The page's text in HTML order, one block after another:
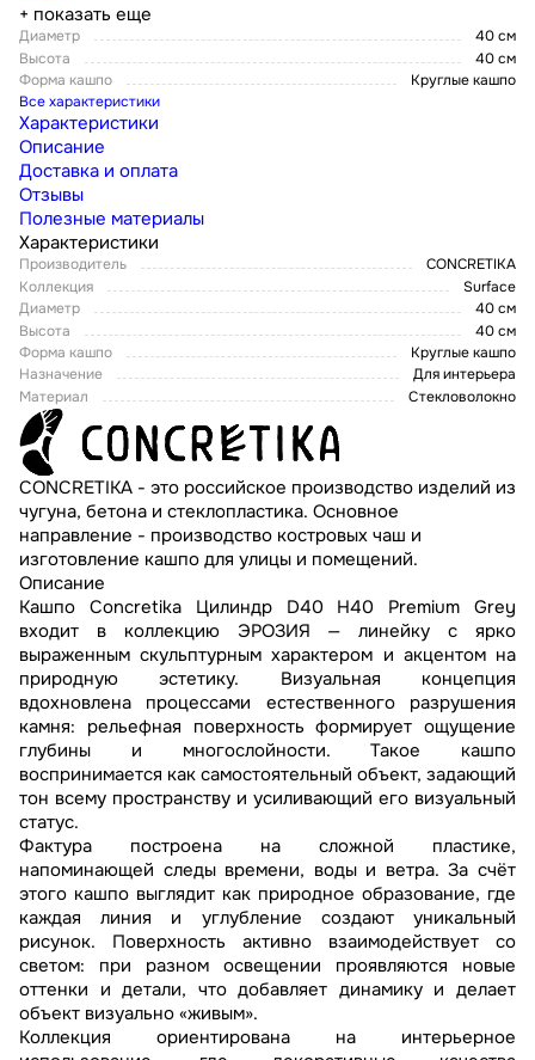
+ показать еще
Диаметр
40 см
Высота
40 см
Форма кашпо
Круглые кашпо
Все характеристики
Характеристики
Описание
Доставка и оплата
Отзывы
Полезные материалы
Характеристики
Производитель
CONCRETIKA
Коллекция
Surface
Диаметр
40 см
Высота
40 см
Форма кашпо
Круглые кашпо
Назначение
Для интерьера
Материал
Стекловолокно
CONCRETIKA - это российское производство изделий из
чугуна, бетона и стеклопластика. Основное
направление - производство костровых чаш и
изготовление кашпо для улицы и помещений.
Описание
Кашпо Concretika Цилиндр D40 H40 Premium Grey
входит в коллекцию ЭРОЗИЯ — линейку с ярко
выраженным скульптурным характером и акцентом на
природную эстетику. Визуальная концепция
вдохновлена процессами естественного разрушения
камня: рельефная поверхность формирует ощущение
глубины и многослойности. Такое кашпо
воспринимается как самостоятельный объект, задающий
тон всему пространству и усиливающий его визуальный
статус.
Фактура построена на сложной пластике,
напоминающей следы времени, воды и ветра. За счёт
этого кашпо выглядит как природное образование, где
каждая линия и углубление создают уникальный
рисунок. Поверхность активно взаимодействует со
светом: при разном освещении проявляются новые
оттенки и детали, что добавляет динамику и делает
объект визуально «живым».
Коллекция ориентирована на интерьерное